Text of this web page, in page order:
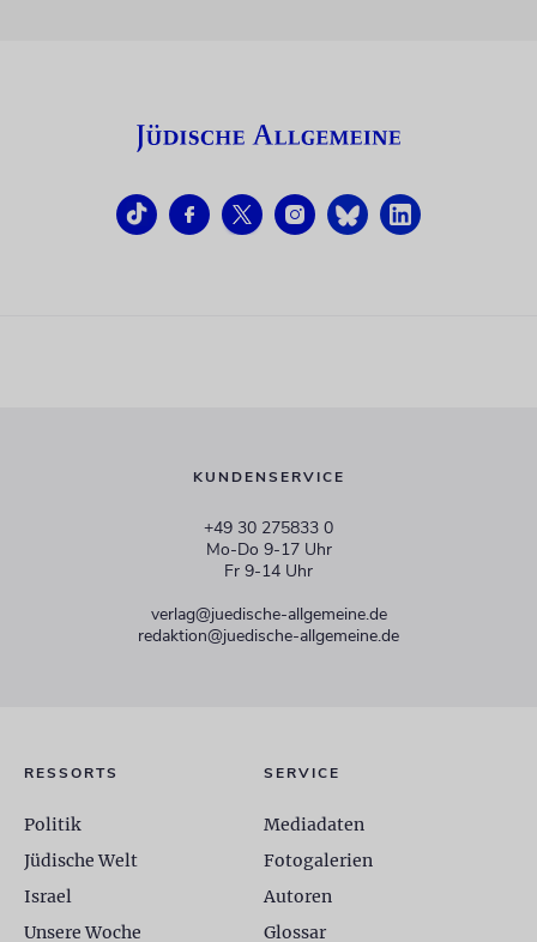
KUNDENSERVICE
+49 30 275833 0
Mo-Do 9-17 Uhr
Fr 9-14 Uhr
verlag@juedische-allgemeine.de
redaktion@juedische-allgemeine.de
RESSORTS
Politik
Jüdische Welt
Israel
Unsere Woche
SERVICE
Mediadaten
Fotogalerien
Autoren
Glossar